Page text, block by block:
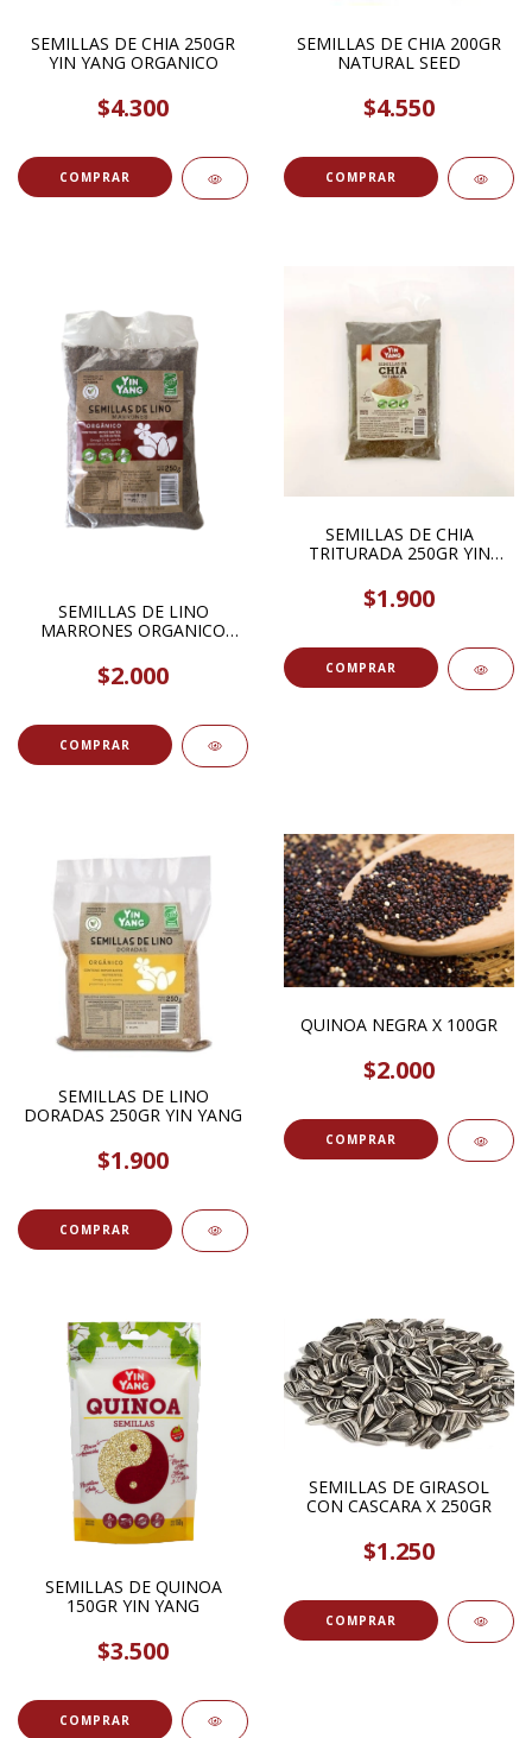
SEMILLAS DE CHIA 250GR
YIN YANG ORGANICO
$4.300
SEMILLAS DE CHIA 200GR
NATURAL SEED
$4.550
SEMILLAS DE LINO
MARRONES ORGANICO
$2.000
SEMILLAS DE CHIA
TRITURADA 250GR YIN
$1.900
SEMILLAS DE LINO
DORADAS 250GR YIN YANG
$1.900
QUINOA NEGRA X 100GR
$2.000
COMPRAR
SEMILLAS DE QUINOA
150GR YIN YANG
$3.500
SEMILLAS DE GIRASOL
CON CASCARA X 250GR
$1.250
COMPRAR